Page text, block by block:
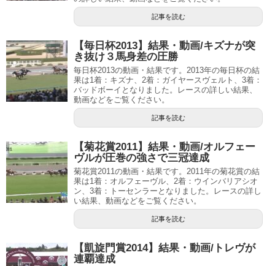
記事を読む
【毎日杯2013】結果・動画/キズナが突
き抜け３馬身差の圧勝
毎日杯2013の動画・結果です。2013年の毎日杯の結
果は1着：キズナ、2着：ガイヤースヴェルト、3着：
バッドボーイとなりました。レースの詳しい結果、
動画などをご覧ください。
記事を読む
【菊花賞2011】結果・動画/オルフェー
ヴルが圧巻の強さで三冠達成
菊花賞2011の動画・結果です。2011年の菊花賞の結
果は1着：オルフェーヴル、2着：ウインバリアシオ
ン、3着：トーセンラーとなりました。レースの詳し
い結果、動画などをご覧ください。
記事を読む
【凱旋門賞2014】結果・動画/トレヴが
連覇達成